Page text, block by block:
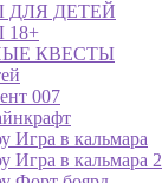
ДЛЯ ДЕТЕЙ
КВЕСТЫ
007
Игра в кальмара
Игра в кальмара 2